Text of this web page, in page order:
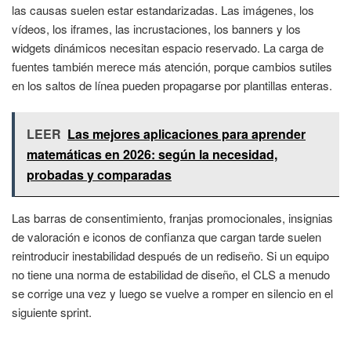
las causas suelen estar estandarizadas. Las imágenes, los
vídeos, los iframes, las incrustaciones, los banners y los
widgets dinámicos necesitan espacio reservado. La carga de
fuentes también merece más atención, porque cambios sutiles
en los saltos de línea pueden propagarse por plantillas enteras.
LEER Las mejores aplicaciones para aprender
matemáticas en 2026: según la necesidad,
probadas y comparadas
Las barras de consentimiento, franjas promocionales, insignias
de valoración e iconos de confianza que cargan tarde suelen
reintroducir inestabilidad después de un rediseño. Si un equipo
no tiene una norma de estabilidad de diseño, el CLS a menudo
se corrige una vez y luego se vuelve a romper en silencio en el
siguiente sprint.